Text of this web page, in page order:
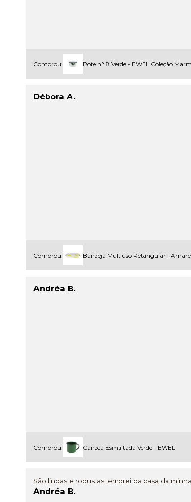
Comprou: Pote n° 8 Verde - EWEL Coleção
Débora A.
Comprou: Bandeja Multiuso Retangular -
Andréa B.
Comprou: Caneca Esmaltada Verde - EWEL
São lindas e robustas lembrei da casa da
Andréa B.